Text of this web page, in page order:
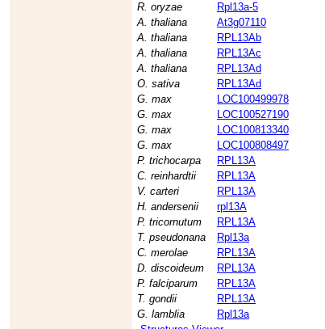
R. oryzae
Rpl13a-5
A. thaliana
At3g07110
A. thaliana
RPL13Ab
A. thaliana
RPL13Ac
A. thaliana
RPL13Ad
O. sativa
RPL13Ad
G. max
LOC100499978
G. max
LOC100527190
G. max
LOC100813340
G. max
LOC100808497
P. trichocarpa
RPL13A
C. reinhardtii
RPL13A
V. carteri
RPL13A
H. andersenii
rpl13A
P. tricornutum
RPL13A
T. pseudonana
Rpl13a
C. merolae
RPL13A
D. discoideum
RPL13A
P. falciparum
RPL13A
T. gondii
RPL13A
G. lamblia
Rpl13a